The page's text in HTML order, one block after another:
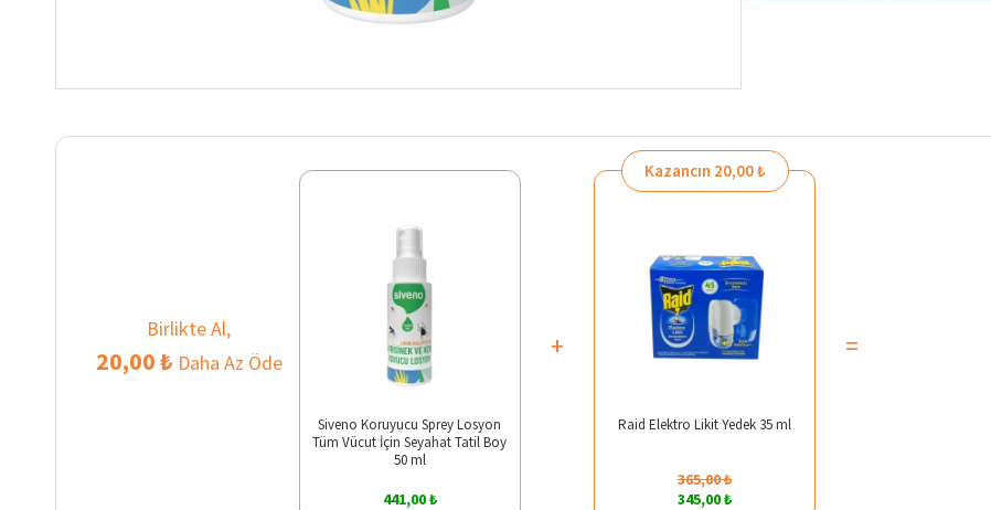
Birlikte Al,
20,00 ₺ Daha Az Öde
Siveno Koruyucu Sprey Losyon
Tüm Vücut İçin Seyahat Tatil Boy
50 ml
441,00 ₺
+
Kazancın 20,00 ₺
Raid Elektro Likit Yedek 35 ml
365,00 ₺
345,00 ₺
=